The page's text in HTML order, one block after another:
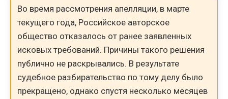
Во время рассмотрения апелляции, в марте
текущего года, Российское авторское
общество отказалось от ранее заявленных
исковых требований. Причины такого решения
публично не раскрывались. В результате
судебное разбирательство по тому делу было
прекращено, однако спустя несколько месяцев